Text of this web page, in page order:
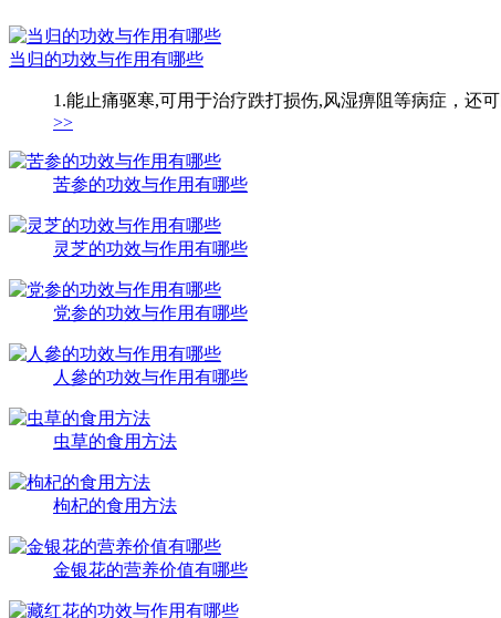
当归的功效与作用有哪些
1.能止痛驱寒,可用于治疗跌打损伤,风湿痹阻等病症，还
>>
苦参的功效与作用有哪些
灵芝的功效与作用有哪些
党参的功效与作用有哪些
人參的功效与作用有哪些
虫草的食用方法
枸杞的食用方法
金银花的营养价值有哪些